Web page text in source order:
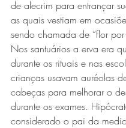
de alecrim para entrançar
as quais vestiam em
sendo chamada de “flor por
Nos santuários a erva era
durante os rituais e nas
crianças usavam auréolas
cabeças para melhorar o
durante os exames.
considerado o pai da